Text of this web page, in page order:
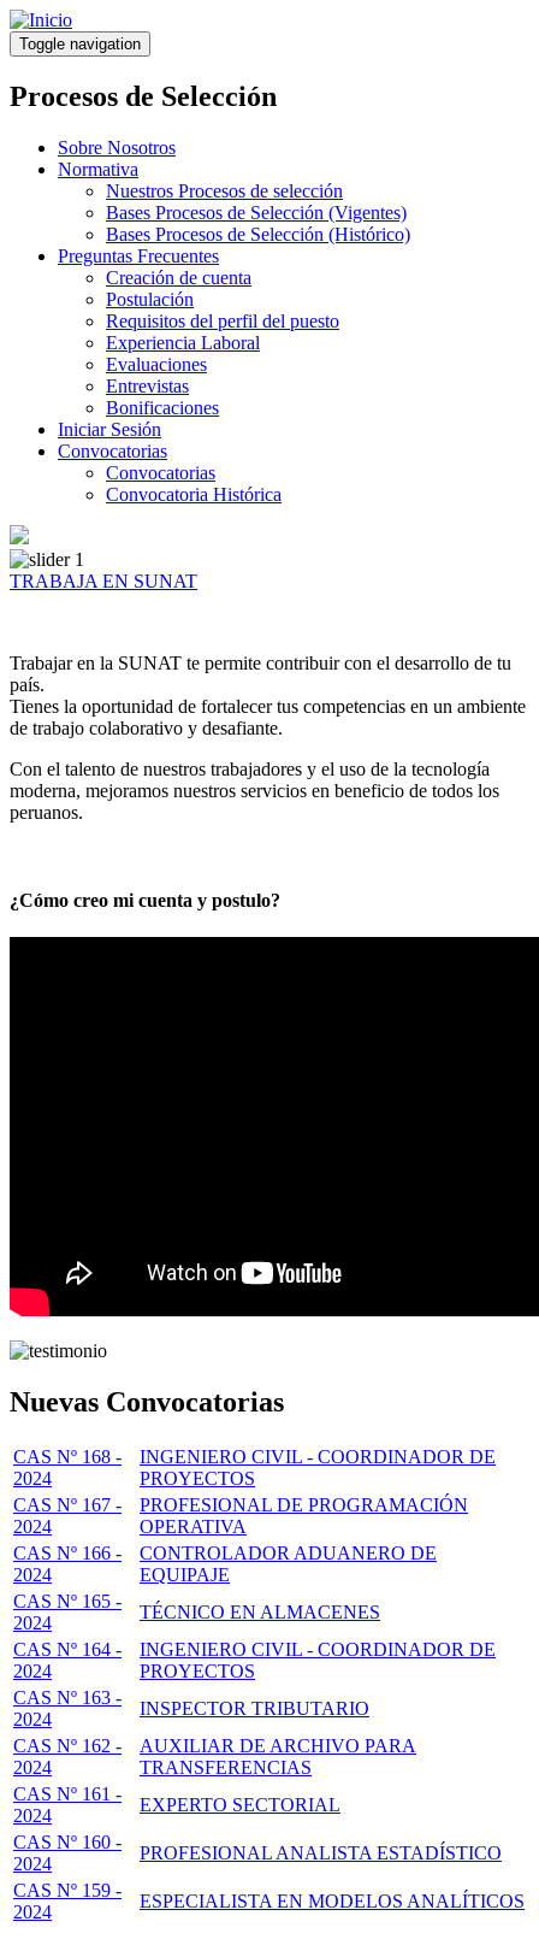
Pasar
al
contenido
principal
Toggle navigation
Procesos de Selección
Sobre Nosotros
Normativa
Nuestros Procesos de selección
Bases Procesos de Selección (Vigentes)
Bases Procesos de Selección (Histórico)
Preguntas Frecuentes
Creación de cuenta
Postulación
Requisitos del perfil del puesto
Experiencia Laboral
Evaluaciones
Entrevistas
Bonificaciones
Iniciar Sesión
Convocatorias
Convocatorias
Convocatoria Histórica
TRABAJA EN SUNAT
Trabajar en la SUNAT te permite contribuir con el desarrollo de tu
país.
Tienes la oportunidad de fortalecer tus competencias en un ambiente
de trabajo colaborativo y desafiante.
Con el talento de nuestros trabajadores y el uso de la tecnología
moderna, mejoramos nuestros servicios en beneficio de todos los
peruanos.
¿Cómo creo mi cuenta y postulo?
Nuevas Convocatorias
CAS Nº 168 -
2024
INGENIERO CIVIL - COORDINADOR DE
PROYECTOS
CAS Nº 167 -
2024
PROFESIONAL DE PROGRAMACIÓN
OPERATIVA
CAS Nº 166 -
2024
CONTROLADOR ADUANERO DE
EQUIPAJE
CAS Nº 165 -
2024
TÉCNICO EN ALMACENES
CAS Nº 164 -
2024
INGENIERO CIVIL - COORDINADOR DE
PROYECTOS
CAS Nº 163 -
2024
INSPECTOR TRIBUTARIO
CAS Nº 162 -
2024
AUXILIAR DE ARCHIVO PARA
TRANSFERENCIAS
CAS Nº 161 -
2024
EXPERTO SECTORIAL
CAS Nº 160 -
2024
PROFESIONAL ANALISTA ESTADÍSTICO
CAS Nº 159 -
2024
ESPECIALISTA EN MODELOS ANALÍTICOS